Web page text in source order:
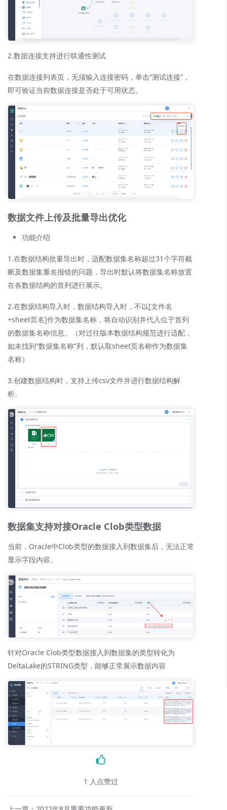
2.数据连接支持进行联通性测试
在数据连接列表页，无须输入连接密码，单击“测试连接”，
即可验证当前数据连接是否处于可用状态。
数据文件上传及批量导出优化
功能介绍
1.在数据结构批量导出时，适配数据集名称超过31个字符截
断及数据集重名报错的问题，导出时默认将数据集名称放置
在各数据结构的首列进行展示。
2.在数据结构导入时，数据结构导入时，不以[文件名
+sheet页名]作为数据集名称，将自动识别并代入位于首列
的数据集名称信息。（对过往版本数据结构规范进行适配，
如未找到”数据集名称”列，默认取sheet页名称作为数据集
名称）
3.创建数据结构时，支持上传csv文件并进行数据结构解
析。
数据集支持对接Oracle Clob类型数据
当前，Oracle中Clob类型的数据接入到数据集后，无法正常
显示字段内容。
针对Oracle Clob类型数据接入到数据集的类型转化为
DeltaLake的STRING类型，能够正常展示数据内容
1 人点赞过